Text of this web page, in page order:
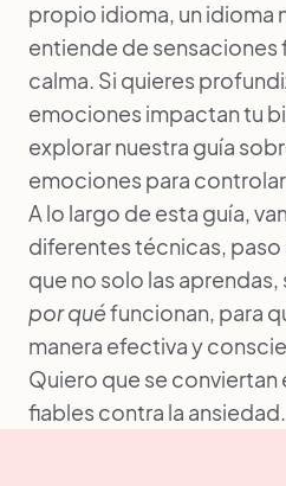
propio idioma, un idioma
entiende de sensaciones
calma. Si quieres
emociones impactan tu
explorar nuestra guía
emociones para
A lo largo de esta guía,
diferentes técnicas, paso
que no solo las
por quéfuncionan, para
manera efectiva y
Quiero que se conviertan
fiables contra la ansiedad.